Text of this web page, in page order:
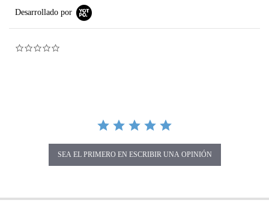
Desarrollado por
SEA EL PRIMERO EN ESCRIBIR UNA OPINIÓN